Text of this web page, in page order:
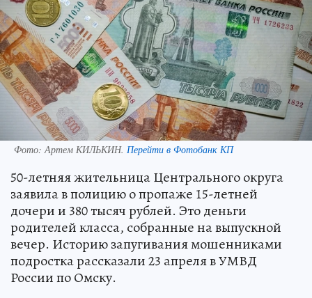
Фото:Артем КИЛЬКИН. Перейти в Фотобанк КП
50-летняя жительница Центрального округа
заявила в полицию о пропаже 15-летней
дочери и 380 тысяч рублей. Это деньги
родителей класса, собранные на выпускной
вечер. Историю запугивания мошенниками
подростка рассказали 23 апреля в УМВД
России по Омску.